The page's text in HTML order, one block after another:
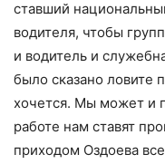
ставший
водителя, чтобы
и водитель и
было сказано ловите
хочется. Мы может и
работе нам ставят
приходом Оздоева